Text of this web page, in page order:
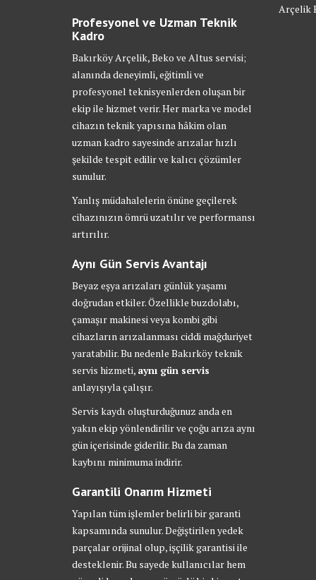
Profesyonel ve Uzman Teknik
Kadro
Bakırköy Arçelik, Beko ve Altus servisi;
alanında deneyimli, eğitimli ve
profesyonel teknisyenlerden oluşan bir
ekip ile hizmet verir. Her marka ve model
cihazın teknik yapısına hâkim olan
uzman kadro sayesinde arızalar hızlı
şekilde tespit edilir ve kalıcı çözümler
sunulur.
Yanlış müdahalelerin önüne geçilerek
cihazınızın ömrü uzatılır ve performansı
artırılır.
Aynı Gün Servis Avantajı
Beyaz eşya arızaları günlük yaşamı
doğrudan etkiler. Özellikle buzdolabı,
çamaşır makinesi veya kombi gibi
cihazların arızalanması ciddi mağduriyet
yaratabilir. Bu nedenle Bakırköy teknik
servis hizmeti, aynı gün servis
anlayışıyla çalışır.
Servis kaydı oluşturduğunuz anda en
yakın ekip yönlendirilir ve çoğu arıza aynı
gün içerisinde giderilir. Bu da zaman
kaybını minimuma indirir.
Garantili Onarım Hizmeti
Yapılan tüm işlemler belirli bir garanti
kapsamında sunulur. Değiştirilen yedek
parçalar orijinal olup, işçilik garantisi ile
desteklenir. Bu sayede kullanıcılar hem
Arçelik